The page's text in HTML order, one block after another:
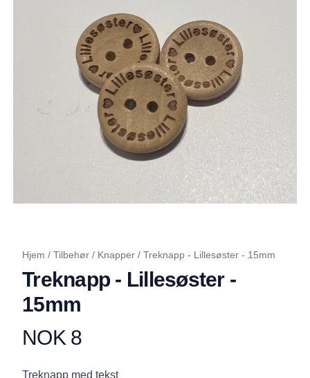
Hjem / Tilbehør / Knapper / Treknapp - Lillesøster - 15mm
Treknapp - Lillesøster -
15mm
Produktdetaljer
NOK 8
Description
Treknapp med tekst